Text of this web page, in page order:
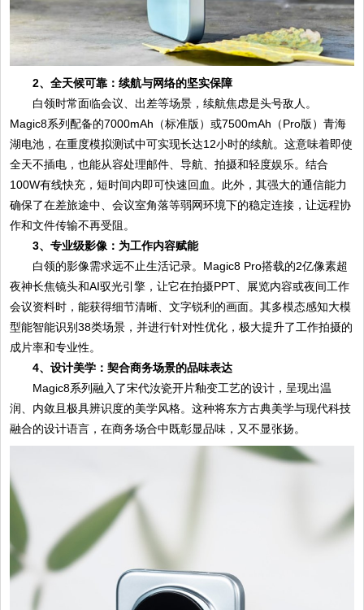
2、全天候可靠：续航与网络的坚实保障
白领时常面临会议、出差等场景，续航焦虑是头号敌人。
Magic8系列配备的7000mAh（标准版）或7500mAh（Pro版）青海
湖电池，在重度模拟测试中可实现长达12小时的续航。这意味着即使
全天不插电，也能从容处理邮件、导航、拍摄和轻度娱乐。结合
100W有线快充，短时间内即可快速回血。此外，其强大的通信能力
确保了在差旅途中、会议室角落等弱网环境下的稳定连接，让远程协
作和文件传输不再受阻。
3、专业级影像：为工作内容赋能
白领的影像需求远不止生活记录。Magic8 Pro搭载的2亿像素超
夜神长焦镜头和AI驭光引擎，让它在拍摄PPT、展览内容或夜间工作
会议资料时，能获得细节清晰、文字锐利的画面。其多模态感知大模
型能智能识别38类场景，并进行针对性优化，极大提升了工作拍摄的
成片率和专业性。
4、设计美学：契合商务场景的品味表达
Magic8系列融入了宋代汝瓷开片釉变工艺的设计，呈现出温
润、内敛且极具辨识度的美学风格。这种将东方古典美学与现代科技
融合的设计语言，在商务场合中既彰显品味，又不显张扬。